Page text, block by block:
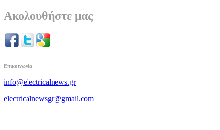
Ακολουθήστε μας
Επικοινωνία
info@electricalnews.gr
electricalnewsgr@gmail.com